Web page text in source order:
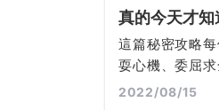
真的今天才
三位的內心
鏡！
這篇秘密攻略
耍心機、委屈
地，將他的愛手
2022/08/15